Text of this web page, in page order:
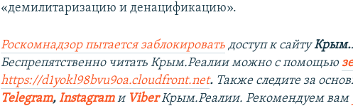
«демилитаризацию и денацификацию».
Роскомнадзор пытается заблокировать доступ к сайту
Беспрепятственно читать Крым.Реалии можно с помощью
https://d1yokl98bvu9oa.cloudfront.net. Также следите за
Telegram, Instagramи ViberКрым.Реалии. Рекомендуем вам